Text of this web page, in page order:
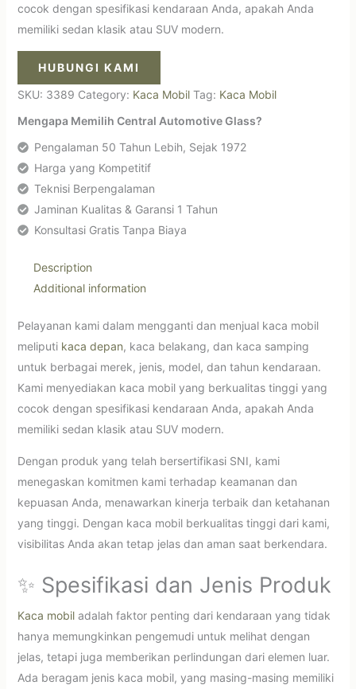
cocok dengan spesifikasi kendaraan Anda, apakah Anda
memiliki sedan klasik atau SUV modern.
HUBUNGI KAMI
SKU: 3389 Category: Kaca Mobil Tag: Kaca Mobil
Mengapa Memilih Central Automotive Glass?
Pengalaman 50 Tahun Lebih, Sejak 1972
Harga yang Kompetitif
Teknisi Berpengalaman
Jaminan Kualitas & Garansi 1 Tahun
Konsultasi Gratis Tanpa Biaya
Description
Additional information
Pelayanan kami dalam mengganti dan menjual kaca mobil
meliputi kaca depan, kaca belakang, dan kaca samping
untuk berbagai merek, jenis, model, dan tahun kendaraan.
Kami menyediakan kaca mobil yang berkualitas tinggi yang
cocok dengan spesifikasi kendaraan Anda, apakah Anda
memiliki sedan klasik atau SUV modern.
Dengan produk yang telah bersertifikasi SNI, kami
menegaskan komitmen kami terhadap keamanan dan
kepuasan Anda, menawarkan kinerja terbaik dan ketahanan
yang tinggi. Dengan kaca mobil berkualitas tinggi dari kami,
visibilitas Anda akan tetap jelas dan aman saat berkendara.
✨ Spesifikasi dan Jenis Produk
Kaca mobiladalah faktor penting dari kendaraan yang tidak
hanya memungkinkan pengemudi untuk melihat dengan
jelas, tetapi juga memberikan perlindungan dari elemen luar.
Ada beragam jenis kaca mobil, yang masing-masing memiliki